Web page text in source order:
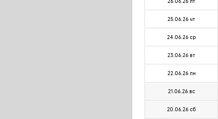
25.06.26 чт
24.06.26 ср
23.06.26 вт
22.06.26 пн
21.06.26 вс
20.06.26 сб